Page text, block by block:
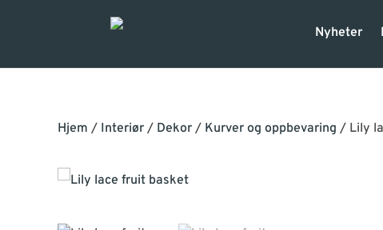
Nyheter
Hjem / Interiør / Dekor / Kurver og oppbevaring / Lily